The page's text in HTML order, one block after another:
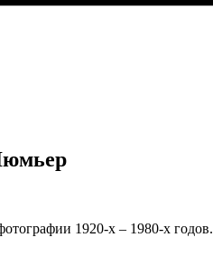
1920-х – 1980-х годов.